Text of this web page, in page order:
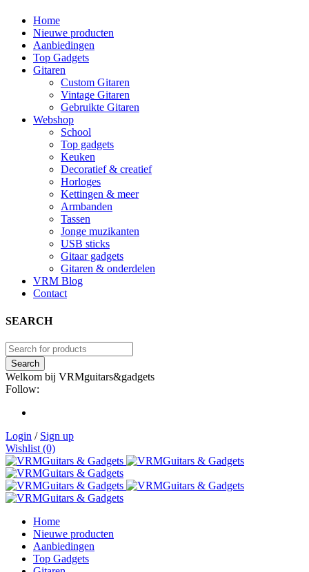
Home
Nieuwe producten
Aanbiedingen
Top Gadgets
Gitaren
Custom Gitaren
Vintage Gitaren
Gebruikte Gitaren
Webshop
School
Top gadgets
Keuken
Decoratief & creatief
Horloges
Kettingen & meer
Armbanden
Tassen
Jonge muzikanten
USB sticks
Gitaar gadgets
Gitaren & onderdelen
VRM Blog
Contact
SEARCH
Welkom bij VRMguitars&gadgets
Follow:
Login / Sign up
Wishlist (0)
Home
Nieuwe producten
Aanbiedingen
Top Gadgets